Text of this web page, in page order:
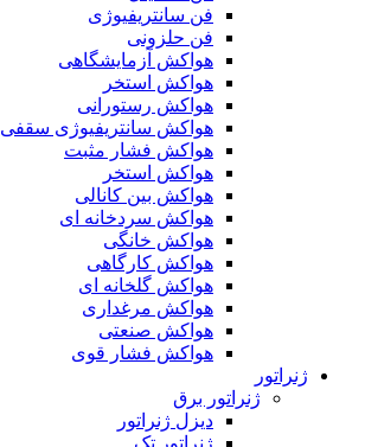
فن سانتریفیوژی
فن حلزونی
هواکش آزمایشگاهی
هواکش استخر
هواکش رستورانی
هواکش سانتریفیوژی سقفی
هواکش فشار مثبت
هواکش استخر
هواکش بین کانالی
هواکش سردخانه ای
هواکش خانگی
هواکش کارگاهی
هواکش گلخانه ای
هواکش مرغداری
هواکش صنعتی
هواکش فشار قوی
ژنراتور
ژنراتور برق
دیزل ژنراتور
ژنراتور تک